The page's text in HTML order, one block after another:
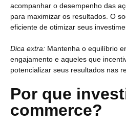
acompanhar o desempenho das
para maximizar os resultados. O
eficiente de otimizar seus
Dica extra: Mantenha o equilíbrio
engajamento e aqueles que
potencializar seus resultados nas
Por que
commerce?